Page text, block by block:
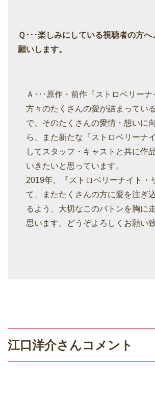
Ｑ･･･楽しみにしている視聴者の方
願いします。
Ａ･･･原作・前作『ストロベリー
方々のたくさんの愛が詰まってい
で、そのたくさんの愛情・想いに
ら、また新たな『ストロベリーナ
してスタッフ・キャストと共に作
いきたいと思っています。
2019年、『ストロベリーナイト・
て、またたくさんの方に愛を注ぎ
るよう、大切なこのバトンを胸に
思います。どうぞよろしくお願い
江口洋介さんコメント